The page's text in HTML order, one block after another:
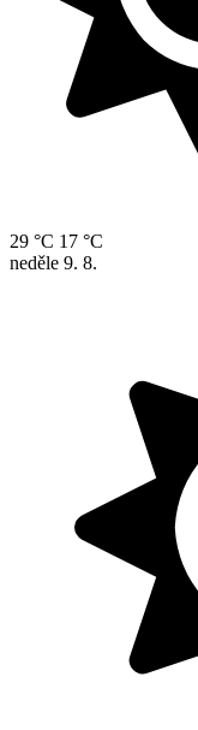
29 °C 17 °C
neděle 9. 8.